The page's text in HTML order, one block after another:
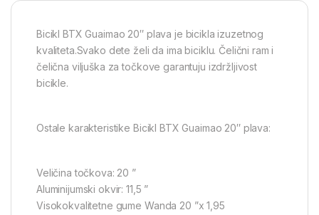
Bicikl BTX Guaimao 20″ plava je bicikla izuzetnog
kvaliteta.Svako dete želi da ima biciklu. Čelični ram i
čelična viljuška za točkove garantuju izdržljivost
bicikle.
Ostale karakteristike Bicikl BTX Guaimao 20″ plava:
Veličina točkova: 20 ”
Aluminijumski okvir: 11,5 ”
Visokokvalitetne gume Wanda 20 ”x 1,95